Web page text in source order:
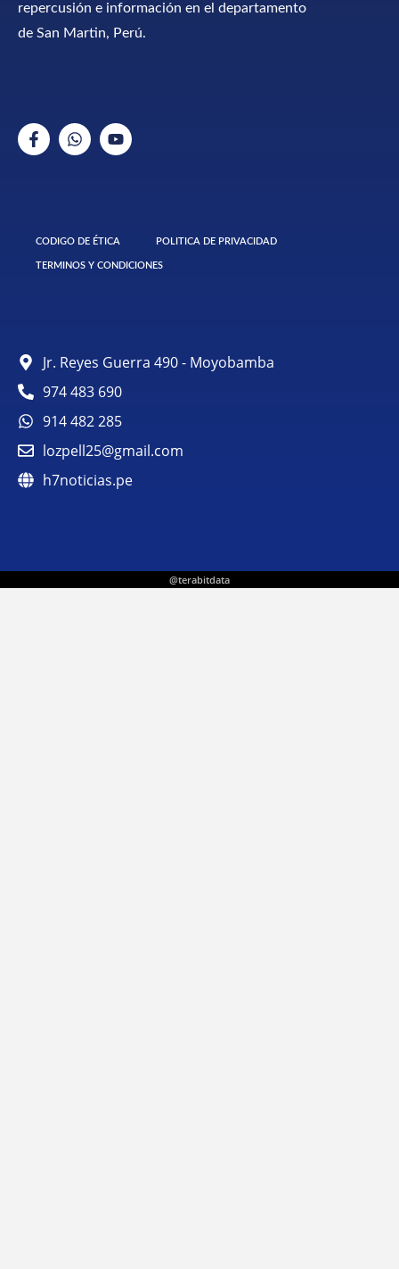
repercusión e información en el departamento
de San Martin, Perú.
CODIGO DE ÉTICA POLITICA DE PRIVACIDAD
TERMINOS Y CONDICIONES
Jr. Reyes Guerra 490 - Moyobamba
974 483 690
914 482 285
lozpell25@gmail.com
h7noticias.pe
@terabitdata